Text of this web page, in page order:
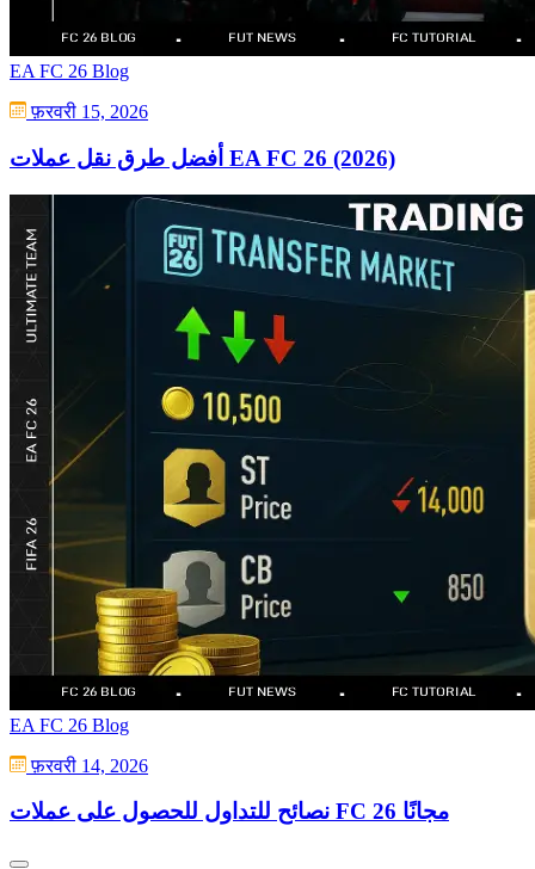
EA FC 26 Blog
फ़रवरी 15, 2026
أفضل طرق نقل عملات EA FC 26 (2026)
EA FC 26 Blog
फ़रवरी 14, 2026
نصائح للتداول للحصول على عملات FC 26 مجانًا